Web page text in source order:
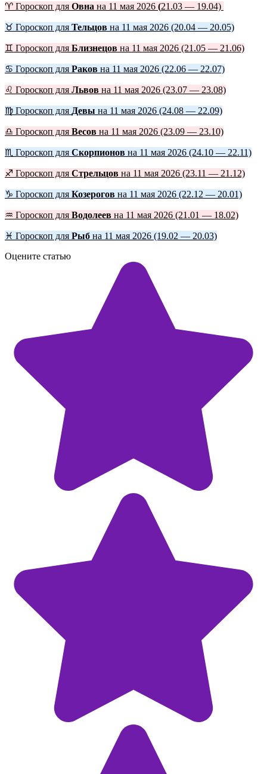
♈ Гороскоп для Овна на 11 мая 2026 (21.03 — 19.04)
♉ Гороскоп для Тельцов на 11 мая 2026 (20.04 — 20.05)
♊ Гороскоп для Близнецов на 11 мая 2026 (21.05 — 21.06)
♋ Гороскоп для Раков на 11 мая 2026 (22.06 — 22.07)
♌ Гороскоп для Львов на 11 мая 2026 (23.07 — 23.08)
♍ Гороскоп для Девы на 11 мая 2026 (24.08 — 22.09)
♎ Гороскоп для Весов на 11 мая 2026 (23.09 — 23.10)
♏ Гороскоп для Скорпионов на 11 мая 2026 (24.10 — 22.11)
♐ Гороскоп для Стрельцов на 11 мая 2026 (23.11 — 21.12)
♑ Гороскоп для Козерогов на 11 мая 2026 (22.12 — 20.01)
♒ Гороскоп для Водолеев на 11 мая 2026 (21.01 — 18.02)
♓ Гороскоп для Рыб на 11 мая 2026 (19.02 — 20.03)
Оцените статью